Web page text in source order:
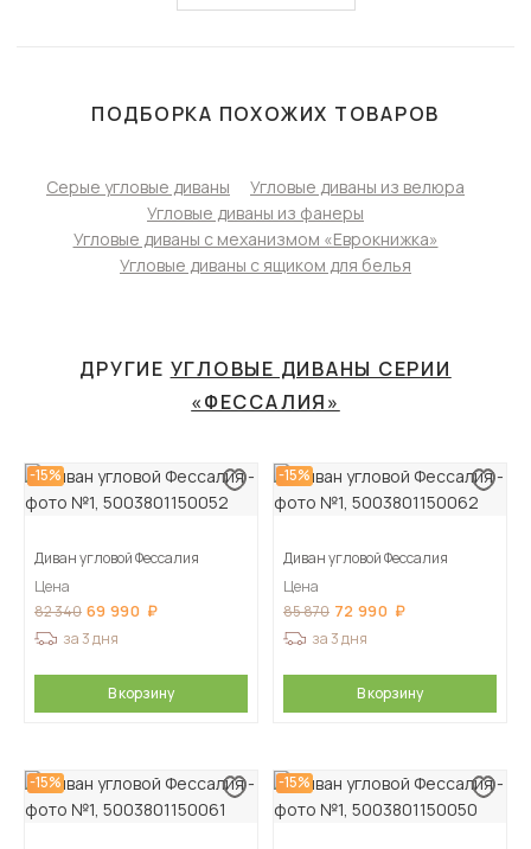
ПОДБОРКА ПОХОЖИХ ТОВАРОВ
Серые угловые диваны
Угловые диваны из велюра
Угловые диваны из фанеры
Угловые диваны с механизмом «Еврокнижка»
Угловые диваны с ящиком для белья
ДРУГИЕ УГЛОВЫЕ ДИВАНЫ СЕРИИ
«ФЕССАЛИЯ»
-15%
Диван угловой Фессалия
Цена
82 340 69 990
за 3 дня
В корзину
-15%
Диван угловой Фессалия
Цена
85 870 72 990
за 3 дня
В корзину
-15% -15%